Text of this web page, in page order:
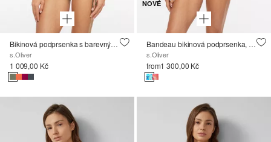
Bikinová podprsenka s barevnými bloky a zavazováním za krkem
s.Oliver
1 009,00 Kč
NOVÉ
Bandeau bikinová podprsenka, ke kombinování, s květovaným vzorem
s.Oliver
from1 300,00 Kč